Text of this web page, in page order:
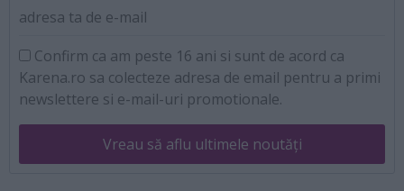
adresa ta de e-mail
Confirm ca am peste 16 ani si sunt de acord ca
Karena.ro sa colecteze adresa de email pentru a primi
newslettere si e-mail-uri promotionale.
Vreau să aflu ultimele noutăți